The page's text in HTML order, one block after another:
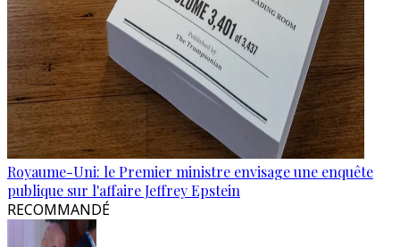
Royaume-Uni: le Premier ministre envisage une enquête
publique sur l'affaire Jeffrey Epstein
RECOMMANDÉ